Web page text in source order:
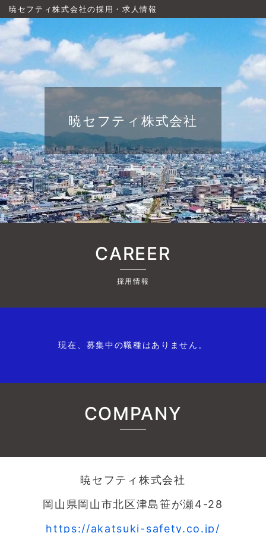
暁セフティ株式会社の採用・求人情報
暁セフティ株式会社
CAREER
採用情報
現在、募集中の職種はありません。
COMPANY
暁セフティ株式会社
岡山県岡山市北区津島笹が瀬4-28
https://akatsuki-safety.co.jp/